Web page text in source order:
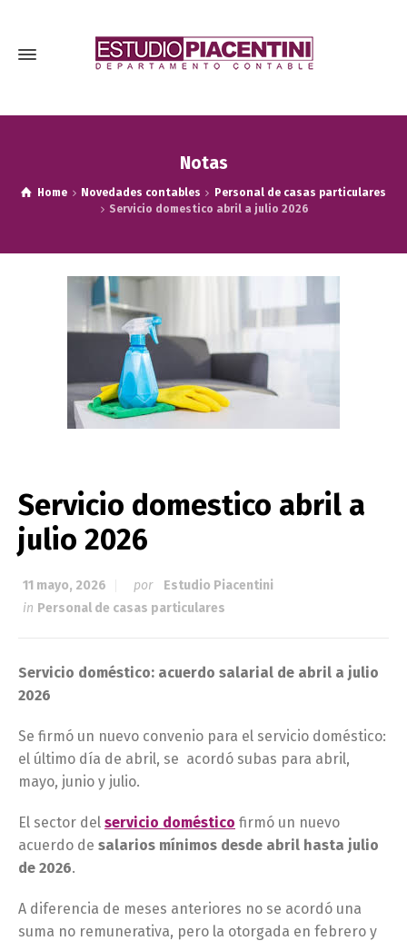
Notas
Home Novedades contables
Personal de casas particulares
Servicio domestico abril a julio 2026
Servicio domestico abril a
julio 2026
11 mayo, 2026 por
Estudio Piacentini
in Personal de casas particulares
Servicio doméstico: acuerdo salarial de abril a julio
2026
Se firmó un nuevo convenio para el servicio doméstico:
el último día de abril, se acordó subas para abril,
mayo, junio y julio.
El sector del servicio doméstico firmó un nuevo
acuerdo de salarios mínimos desde abril hasta julio
de 2026.
A diferencia de meses anteriores no se acordó una
suma no remunerativa, pero la otorgada en febrero y